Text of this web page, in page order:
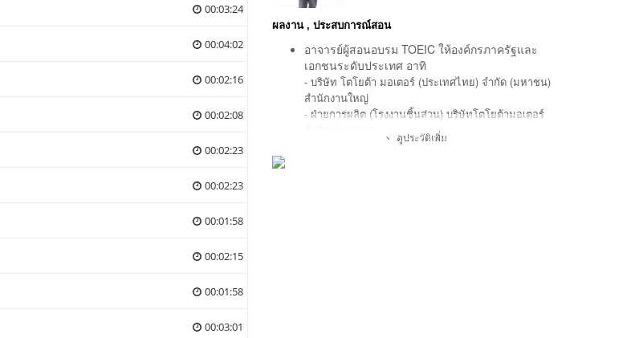
00:03:24
00:04:02
00:02:16
00:02:08
00:02:23
00:02:23
00:01:58
00:02:15
00:01:58
00:03:01
ผลงาน , ประสบการณ์สอน
อาจารย์ผู้สอนอบรม TOEIC ให้องค์กรภาครัฐและ
เอกชนระดับประเทศ อาทิ
- บริษัท โตโยต้า มอเตอร์ (ประเทศไทย) จำกัด (มหาชน)
สำนักงานใหญ่
- ฝ่ายการผลิต (โรงงานชิ้นส่วน) บริษัทโตโยต้ามอเตอร์
- ฝ่ายการตลาด บริษัทโตโยต้ามอเตอร์ จำกัด (มหาชน)
ดูประวัติเพิ่ม